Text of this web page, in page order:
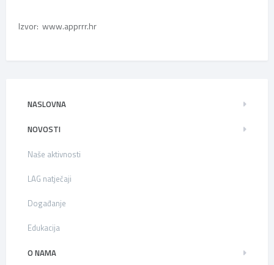
Izvor: www.apprrr.hr
NASLOVNA
NOVOSTI
Naše aktivnosti
LAG natječaji
Događanje
Edukacija
O NAMA